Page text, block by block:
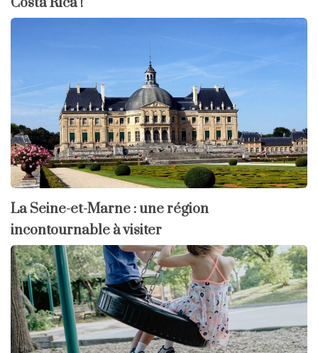
La Seine-et-Marne : une région
incontournable à visiter